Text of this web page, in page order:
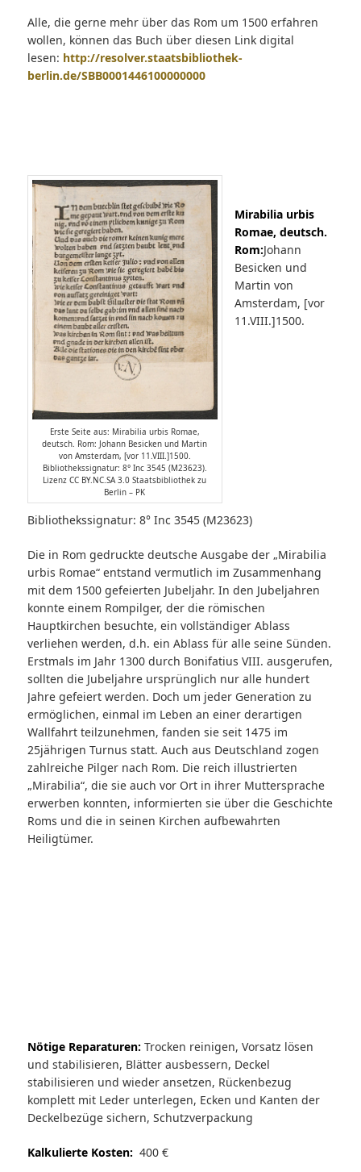
Alle, die gerne mehr über das Rom um 1500 erfahren
wollen, können das Buch über diesen Link digital
lesen: http://resolver.staatsbibliothek-
berlin.de/SBB0001446100000000
Erste Seite aus: Mirabilia urbis Romae,
deutsch. Rom: Johann Besicken und Martin
von Amsterdam, [vor 11.VIII.]1500.
Bibliothekssignatur: 8° Inc 3545 (M23623).
Lizenz CC BY.NC.SA 3.0 Staatsbibliothek zu
Berlin – PK
Mirabilia urbis
Romae, deutsch.
Rom:Johann
Besicken und
Martin von
Amsterdam, [vor
11.VIII.]1500.
Bibliothekssignatur: 8° Inc 3545 (M23623)
Die in Rom gedruckte deutsche Ausgabe der „Mirabilia
urbis Romae“ entstand vermutlich im Zusammenhang
mit dem 1500 gefeierten Jubeljahr. In den Jubeljahren
konnte einem Rompilger, der die römischen
Hauptkirchen besuchte, ein vollständiger Ablass
verliehen werden, d.h. ein Ablass für alle seine Sünden.
Erstmals im Jahr 1300 durch Bonifatius VIII. ausgerufen,
sollten die Jubeljahre ursprünglich nur alle hundert
Jahre gefeiert werden. Doch um jeder Generation zu
ermöglichen, einmal im Leben an einer derartigen
Wallfahrt teilzunehmen, fanden sie seit 1475 im
25jährigen Turnus statt. Auch aus Deutschland zogen
zahlreiche Pilger nach Rom. Die reich illustrierten
„Mirabilia“, die sie auch vor Ort in ihrer Muttersprache
erwerben konnten, informierten sie über die Geschichte
Roms und die in seinen Kirchen aufbewahrten
Heiligtümer.
Nötige Reparaturen: Trocken reinigen, Vorsatz lösen
und stabilisieren, Blätter ausbessern, Deckel
stabilisieren und wieder ansetzen, Rückenbezug
komplett mit Leder unterlegen, Ecken und Kanten der
Deckelbezüge sichern, Schutzverpackung
Kalkulierte Kosten: 400 €